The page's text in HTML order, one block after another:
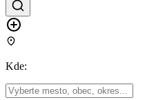
Kde: